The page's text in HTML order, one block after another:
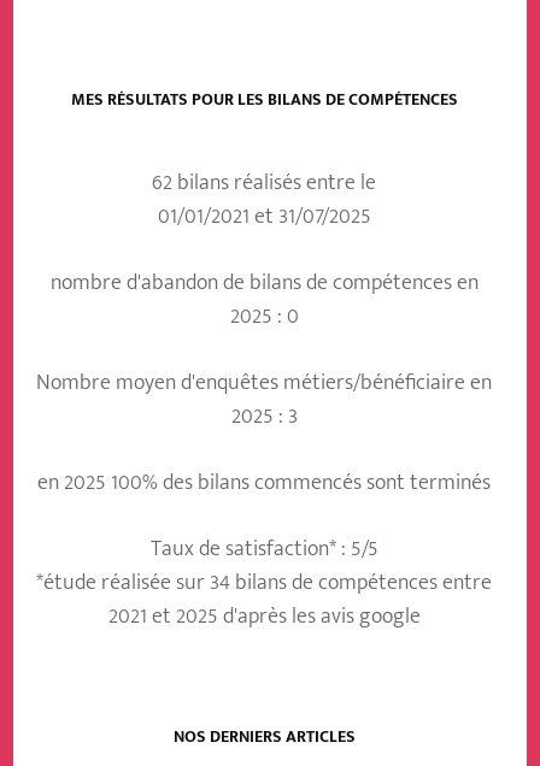
MES RÉSULTATS POUR LES BILANS DE COMPÉTENCES
62 bilans réalisés entre le
01/01/2021 et 31/07/2025
nombre d'abandon de bilans de compétences en
2025 : 0
Nombre moyen d'enquêtes métiers/bénéficiaire en
2025 : 3
en 2025 100% des bilans commencés sont terminés
Taux de satisfaction* : 5/5
*étude réalisée sur 34 bilans de compétences entre
2021 et 2025 d'après les avis google
NOS DERNIERS ARTICLES